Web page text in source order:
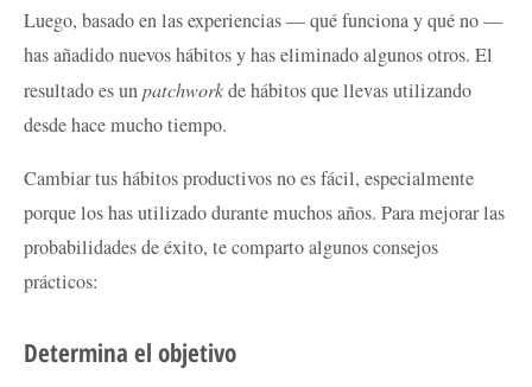
Luego, basado en las experiencias — qué funciona y qué no —
has añadido nuevos hábitos y has eliminado algunos otros. El
resultado es unpatchworkde hábitos que llevas utilizando
desde hace mucho tiempo.
Cambiar tus hábitos productivos no es fácil, especialmente
porque los has utilizado durante muchos años. Para mejorar las
probabilidades de éxito, te comparto algunos consejos
prácticos:
Determina el objetivo